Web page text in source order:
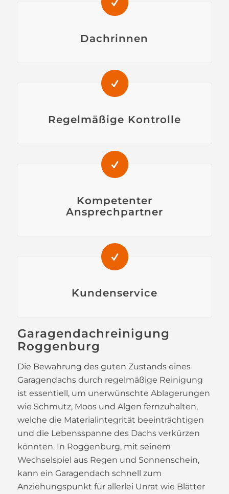
Dachrinnen
Regelmäßige Kontrolle
Kompetenter
Ansprechpartner
Kundenservice
Garagendachreinigung
Roggenburg
Die Bewahrung des guten Zustands eines
Garagendachs durch regelmäßige Reinigung
ist essentiell, um unerwünschte Ablagerungen
wie Schmutz, Moos und Algen fernzuhalten,
welche die Materialintegrität beeinträchtigen
und die Lebensspanne des Dachs verkürzen
könnten. In Roggenburg, mit seinem
Wechselspiel aus Regen und Sonnenschein,
kann ein Garagendach schnell zum
Anziehungspunkt für allerlei Unrat wie Blätter